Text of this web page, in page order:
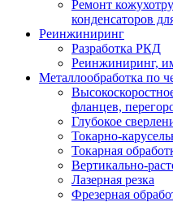
Ремонт
конденсаторов
Реинжиниринг
Разработка РКД
Реинжиниринг,
Металлообработка по
фланцев,
Глубокое
Токарно-
Токарная
Вертикально-
Лазерная резка
Фрезерная